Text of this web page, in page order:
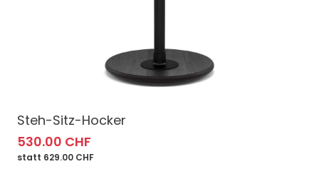
Steh-Sitz-Hocker
530.00 CHF
statt 629.00 CHF